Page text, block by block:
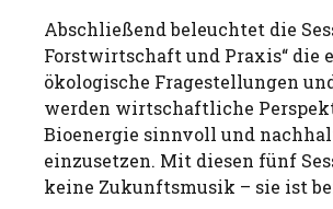
Abschließend beleuchtet die
Forstwirtschaft und Praxis“ die
ökologische Fragestellungen
werden wirtschaftliche
Bioenergie sinnvoll und
einzusetzen. Mit diesen fünf
keine Zukunftsmusik – sie ist